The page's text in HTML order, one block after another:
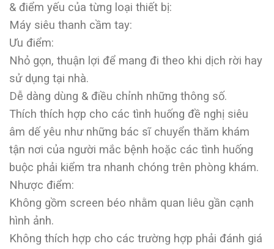
& điểm yếu của từng loại thiết bị:
Máy siêu thanh cầm tay:
Ưu điểm:
Nhỏ gọn, thuận lợi để mang đi theo khi dịch rời hay
sử dụng tại nhà.
Dễ dàng dùng & điều chỉnh những thông số.
Thích thích hợp cho các tình huống đề nghị siêu
âm dế yêu như những bác sĩ chuyển thăm khám
tận nơi của người mắc bệnh hoặc các tình huống
buộc phải kiểm tra nhanh chóng trên phòng khám.
Nhược điểm:
Không gồm screen béo nhằm quan liêu gần cạnh
hình ảnh.
Không thích hợp cho các trường hợp phải đánh giá